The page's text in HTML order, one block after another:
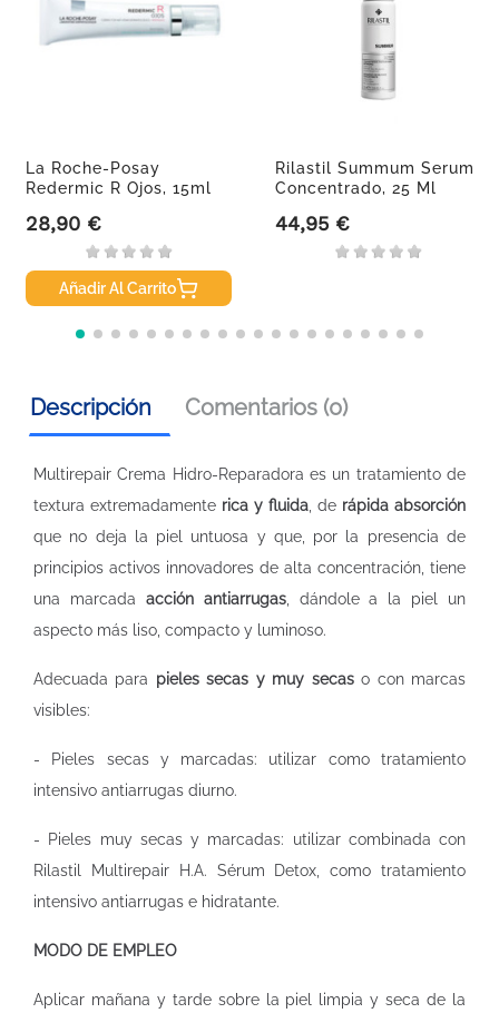
La Roche-Posay
Redermic R Ojos, 15ml
Precio
28,90 €
Añadir Al Carrito
Rilastil Summum Serum
Concentrado, 25 Ml
Precio
44,95 €
Descripción Comentarios (0)
Multirepair Crema Hidro-Reparadora es un tratamiento de
textura extremadamente rica y fluida , de rápida absorción
que no deja la piel untuosa y que, por la presencia de
principios activos innovadores de alta concentración, tiene
una marcada acción antiarrugas, dándole a la piel un
aspecto más liso, compacto y luminoso.
Adecuada para pieles secas y muy secaso con marcas
visibles:
- Pieles secas y marcadas: utilizar como tratamiento
intensivo antiarrugas diurno.
- Pieles muy secas y marcadas: utilizar combinada con
Rilastil Multirepair H.A. Sérum Detox, como tratamiento
intensivo antiarrugas e hidratante.
MODO DE EMPLEO
Aplicar mañana y tarde sobre la piel limpia y seca de la